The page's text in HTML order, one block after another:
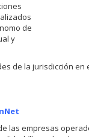
de
y
de la jurisdicción
las empresas